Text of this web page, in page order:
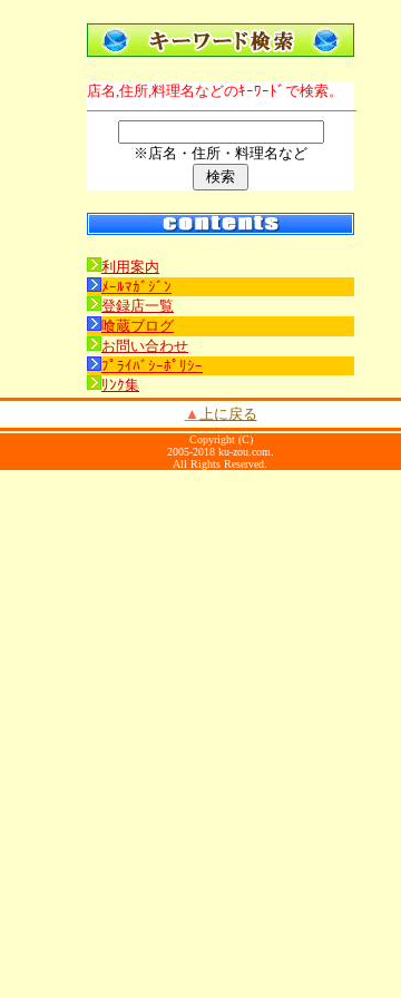
店名,住所,料理名などのｷｰﾜｰﾄﾞで検索。
※店名・住所・料理名など
利用案内
ﾒｰﾙﾏｶﾞｼﾞﾝ
登録店一覧
喰蔵ブログ
お問い合わせ
ﾌﾟﾗｲﾊﾞｼｰﾎﾟﾘｼｰ
ﾘﾝｸ集
▲ 上に戻る
Copyright (C)
2005-2018 ku-zou.com.
All Rights Reserved.